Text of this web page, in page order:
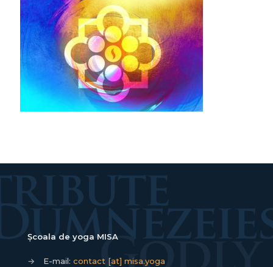
Școala de yoga MISA
→ E-mail: contact [at] misa.yoga